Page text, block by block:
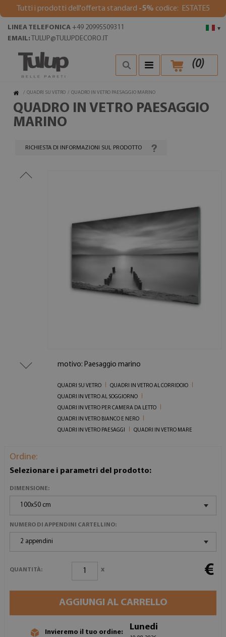
Tutti i prodotti dell'offerta standard -5% codice: ESTATE5
▾
LINEA TELEFONICA +49 20995509311
EMAIL: TULUP@TULUPDECORO.IT
(0)
/ QUADRI SU VETRO / QUADRO IN VETRO PAESAGGIO MARINO
QUADRO IN VETRO PAESAGGIO
MARINO
RICHIESTA DI INFORMAZIONI SUL PRODOTTO
motivo: Paesaggio marino
QUADRI SU VETRO
QUADRI IN VETRO AL CORRIDOIO
QUADRI IN VETRO AL SOGGIORNO
QUADRI IN VETRO PER CAMERA DA LETTO
QUADRI IN VETRO BIANCO E NERO
QUADRI IN VETRO PAESAGGI
QUADRI IN VETRO MARE
Ordine:
Selezionare i parametri del prodotto:
DIMENSIONE:
100x50 cm
NUMERO DI APPENDINI CARTELLINO:
2 appendini
QUANTITÀ: x €
AGGIUNGI AL CARRELLO
Invieremo il tuo ordine:
Lunedi